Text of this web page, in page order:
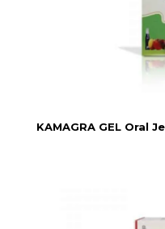
KAMAGRA GEL Oral